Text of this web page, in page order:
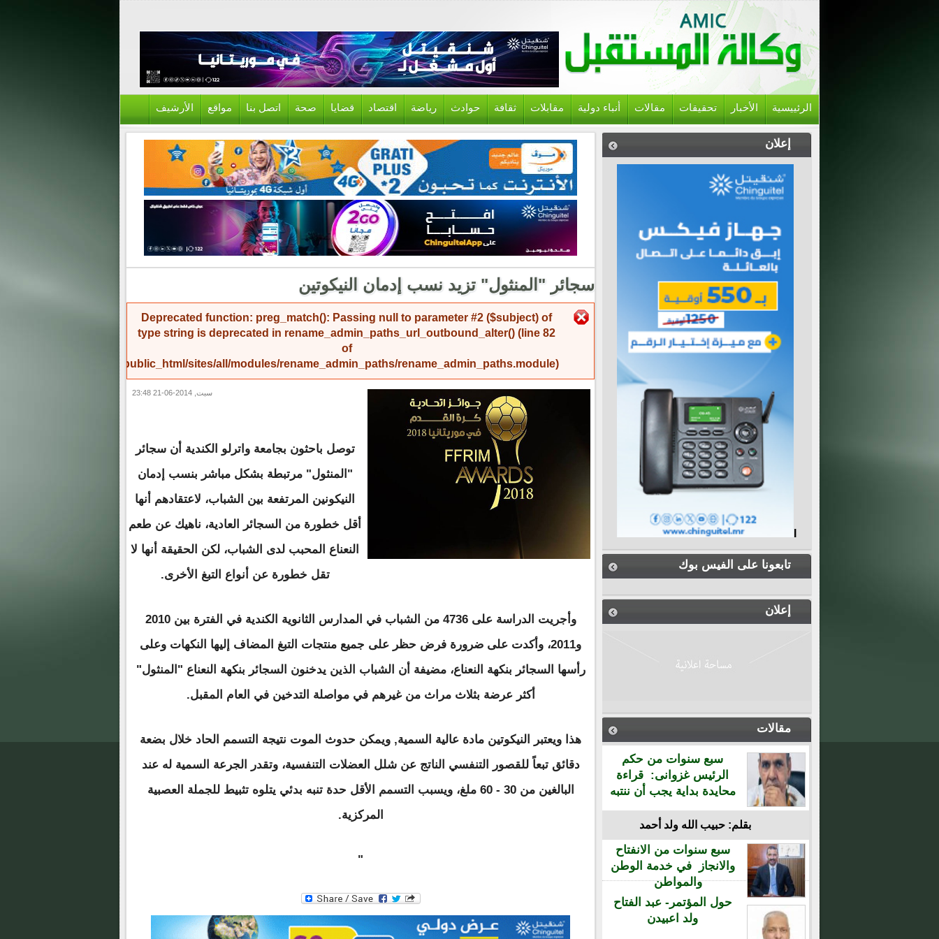
الرئييسية الأخبار تحقيقات مقالات أنباء دولية مقابلات ثقافة حوادث رياضة اقتصاد قضايا صحة اتصل بنا مواقع الأرشيف
إعلان
تابعونا على الفيس بوك
إعلان
مقالات
سبع سنوات من حكم
الرئيس غزوانى: قراءة
محايدة بداية يجب أن ننتبه
بقلم: حبيب الله ولد أحمد
سبع سنوات من الانفتاح
والانجاز في خدمة الوطن
والمواطن
حول المؤتمر- عبد الفتاح
ولد اعبيدن
سجائر "المنثول" تزيد نسب إدمان النيكوتين
رسالة الخطأ Deprecated function: preg_match(): Passing null to parameter #2 ($subject) of
type string is deprecated in rename_admin_paths_url_outbound_alter() (line 82
of
/home/amicinf1/public_html/sites/all/modules/rename_admin_paths/rename_admin_paths.module).
سبت, 2014-06-21 23:48
توصل باحثون بجامعة واترلو الكندية أن سجائر
"المنثول" مرتبطة بشكل مباشر بنسب إدمان
النيكونين المرتفعة بين الشباب، لاعتقادهم أنها
أقل خطورة من السجائر العادية، ناهيك عن طعم
النعناع المحبب لدى الشباب، لكن الحقيقة أنها لا
تقل خطورة عن أنواع التبغ الأخرى.
وأجريت الدراسة على 4736 من الشباب في المدارس الثانوية الكندية في الفترة بين 2010
و2011، وأكدت على ضرورة فرض حظر على جميع منتجات التبغ المضاف إليها النكهات وعلى
رأسها السجائر بنكهة النعناع، مضيفة أن الشباب الذين يدخنون السجائر بنكهة النعناع "المنثول"
أكثر عرضة بثلاث مراث من غيرهم في مواصلة التدخين في العام المقبل.
هذا ويعتبر النيكوتين مادة عالية السمية, ويمكن حدوث الموت نتيجة التسمم الحاد خلال بضعة
دقائق تبعاً للقصور التنفسي الناتج عن شلل العضلات التنفسية، وتقدر الجرعة السمية له عند
البالغين من 30 - 60 ملغ، ويسبب التسمم الأقل حدة تنبه بدئي يتلوه تثبيط للجملة العصبية
المركزية.
"